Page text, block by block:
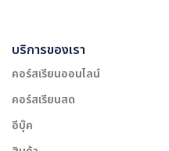
บริการของเรา
คอร์สเรียนออนไลน์
คอร์สเรียนสด
อีบุ๊ค